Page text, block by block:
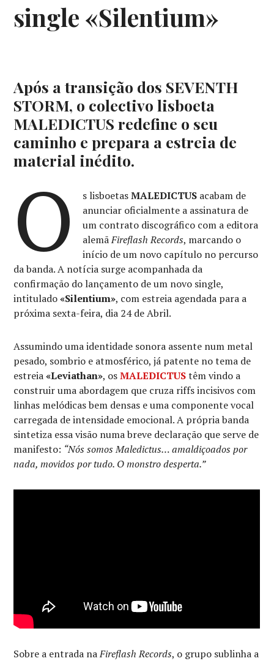
single «Silentium»
Após a transição dos SEVENTH
STORM, o colectivo lisboeta
MALEDICTUS redefine o seu
caminho e prepara a estreia de
material inédito.
O s lisboetasMALEDICTUSacabam de
anunciar oficialmente a assinatura de
um contrato discográfico com a editora
alemãFireflash Records, marcando o
início de um novo capítulo no percurso
da banda. A notícia surge acompanhada da
confirmação do lançamento de um novo single,
intitulado«Silentium», com estreia agendada para a
próxima sexta-feira, dia 24 de Abril.
Assumindo uma identidade sonora assente num metal
pesado, sombrio e atmosférico, já patente no tema de
estreia«Leviathan», osMALEDICTUStêm vindo a
construir uma abordagem que cruza riffs incisivos com
linhas melódicas bem densas e uma componente vocal
carregada de intensidade emocional. A própria banda
sintetiza essa visão numa breve declaração que serve de
manifesto: “Nós somos Maledictus… amaldiçoados por
nada, movidos por tudo. O monstro desperta.”
Sobre a entrada naFireflash Records, o grupo sublinha a